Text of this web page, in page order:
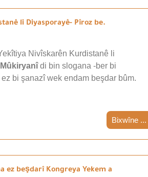
li Diyasporayê- Pîroz be.
Nivîskarên Kurdistanê li
di bin slogana -ber bi
bi şanazî wek endam beşdar bûm.
Bixwîne ...
ez beşdarî Kongreya Yekem a